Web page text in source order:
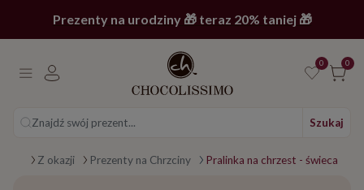
Prezenty na urodziny 🎁 teraz 20% taniej 🎁
0 0
Znajdź swój prezent... Szukaj
Z okazji Prezenty na Chrzciny Pralinka na chrzest - świeca